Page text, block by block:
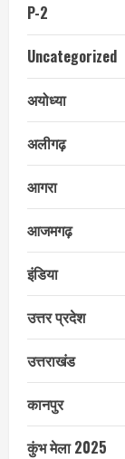
P-2
Uncategorized
अयोध्या
अलीगढ़
आगरा
आजमगढ़
इंडिया
उत्तर प्रदेश
उत्तराखंड
कानपुर
कुंभ मेला 2025